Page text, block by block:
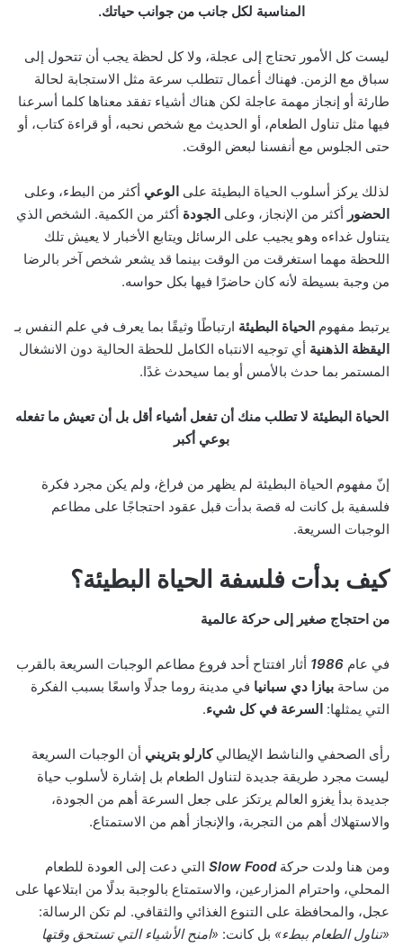
المناسبة لكل جانب من جوانب حياتك.
ليست كل الأمور تحتاج إلى عجلة، ولا كل لحظة يجب أن تتحول إلى
سباق مع الزمن. فهناك أعمال تتطلب سرعة مثل الاستجابة لحالة
طارئة أو إنجاز مهمة عاجلة لكن هناك أشياء تفقد معناها كلما أسرعنا
فيها مثل تناول الطعام، أو الحديث مع شخص نحبه، أو قراءة كتاب، أو
حتى الجلوس مع أنفسنا لبعض الوقت.
لذلك يركز أسلوب الحياة البطيئة على الوعي أكثر من البطء، وعلى
الحضور أكثر من الإنجاز، وعلى الجودة أكثر من الكمية. الشخص الذي
يتناول غداءه وهو يجيب على الرسائل ويتابع الأخبار لا يعيش تلك
اللحظة مهما استغرقت من الوقت بينما قد يشعر شخص آخر بالرضا
من وجبة بسيطة لأنه كان حاضرًا فيها بكل حواسه.
يرتبط مفهوم الحياة البطيئة ارتباطًا وثيقًا بما يعرف في علم النفس بـ
اليقظة الذهنية أي توجيه الانتباه الكامل للحظة الحالية دون الانشغال
المستمر بما حدث بالأمس أو بما سيحدث غدًا.
الحياة البطيئة لا تطلب منك أن تفعل أشياء أقل بل أن تعيش ما تفعله
بوعي أكبر
إنّ مفهوم الحياة البطيئة لم يظهر من فراغ، ولم يكن مجرد فكرة
فلسفية بل كانت له قصة بدأت قبل عقود احتجاجًا على مطاعم
الوجبات السريعة.
كيف بدأت فلسفة الحياة البطيئة؟
من احتجاج صغير إلى حركة عالمية
في عام 1986 أثار افتتاح أحد فروع مطاعم الوجبات السريعة بالقرب
من ساحة بيازا دي سبانيا في مدينة روما جدلًا واسعًا بسبب الفكرة
التي يمثلها: السرعة في كل شيء.
رأى الصحفي والناشط الإيطاليكارلو بتريني أن الوجبات السريعة
ليست مجرد طريقة جديدة لتناول الطعام بل إشارة لأسلوب حياة
جديدة بدأ يغزو العالم يرتكز على جعل السرعة أهم من الجودة،
والاستهلاك أهم من التجربة، والإنجاز أهم من الاستمتاع.
ومن هنا ولدت حركةSlow Food التي دعت إلى العودة للطعام
المحلي، واحترام المزارعين، والاستمتاع بالوجبة بدلًا من ابتلاعها على
عجل، والمحافظة على التنوع الغذائي والثقافي. لم تكن الرسالة:
«تناول الطعام ببطء» بل كانت: «امنح الأشياء التي تستحق وقتها